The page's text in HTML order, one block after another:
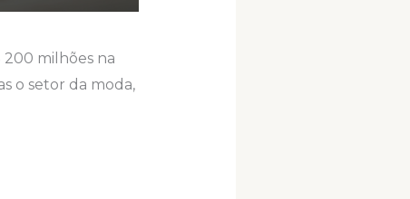
milhões na
o setor da moda,